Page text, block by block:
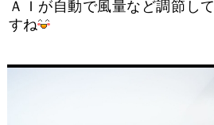
ＡＩが自動で風量など調節し
すね